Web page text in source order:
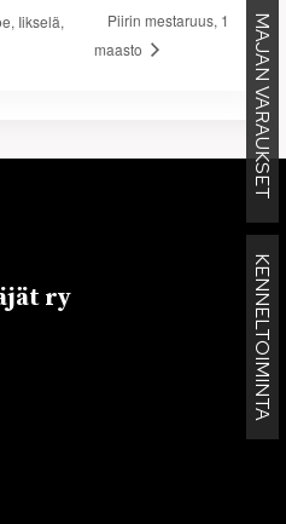
MAJAN VARAUKSET
KENNELTOIMINTA
Iikselä,
Piirin mestaruus, 1
maasto
ry